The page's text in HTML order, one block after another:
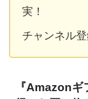
実！
チャンネル
『Amazon